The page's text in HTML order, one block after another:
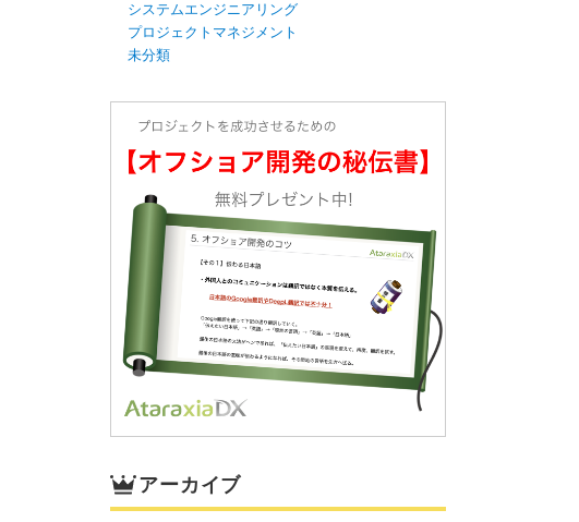
システムエンジニアリング
プロジェクトマネジメント
未分類
アーカイブ